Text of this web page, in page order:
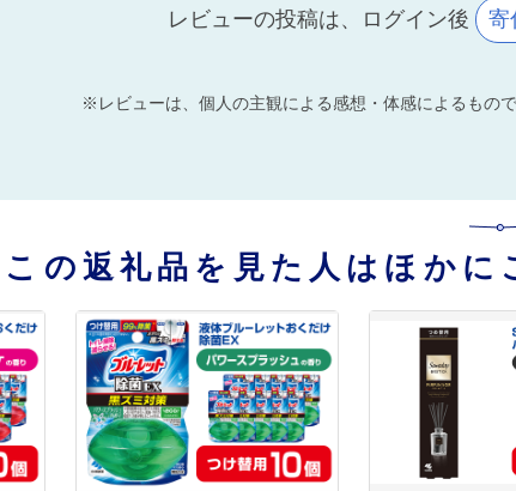
レビューの投稿は、ログイン後 寄
※レビューは、個人の主観による感想・体感によるもの
この返礼品を見た人はほかに